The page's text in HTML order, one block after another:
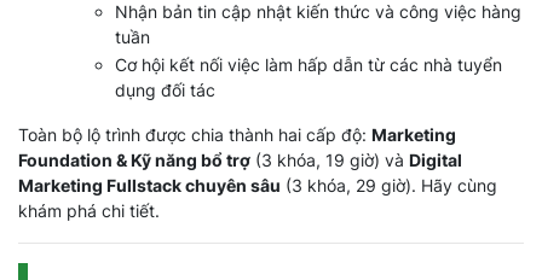
Nhận bản tin cập nhật kiến thức và công việc hàng
tuần
Cơ hội kết nối việc làm hấp dẫn từ các nhà tuyển
dụng đối tác
Toàn bộ lộ trình được chia thành hai cấp độ: Marketing
Foundation & Kỹ năng bổ trợ (3 khóa, 19 giờ) và Digital
Marketing Fullstack chuyên sâu (3 khóa, 29 giờ). Hãy cùng
khám phá chi tiết.